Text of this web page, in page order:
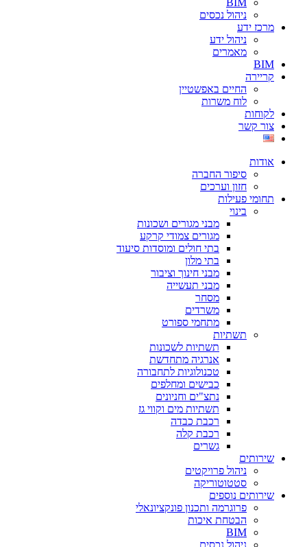
BIM
ניהול נכסים
מרכז ידע
ניהול ידע
מאמרים
BIM
קריירה
החיים באפשטיין
לוח משרות
לקוחות
צור קשר
אודות
סיפור החברה
חזון וערכים
תחומי פעילות
בינוי
מבני מגורים ושכונות
מגורים צמודי קרקע
בתי חולים ומוסדות סיעוד
בתי מלון
מבני חינוך וציבור
מבני תעשייה
מסחר
משרדים
מתחמי ספורט
תשתיות
תשתיות לשכונות
אנרגיה מתחדשת
טכנולוגיות לתחבורה
כבישים ומחלפים
נתצ"ים וחניונים
תשתיות מים וקווי גז
רכבת כבדה
רכבת קלה
גשרים
שירותים
ניהול פרויקטים
סטטוטוריקה
שירותים נוספים
פרוגרמה ותכנון פונקציונאלי
הבטחת איכות
BIM
ניהול נכסים